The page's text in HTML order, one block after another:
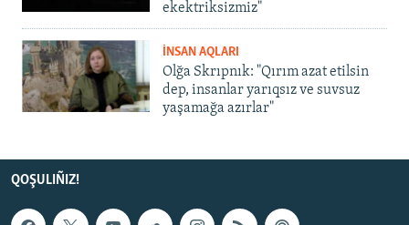
ekektriksizmiz"
İNSAN AQLARI
Olğa Skrıpnık: "Qırım azat etilsin
dep, insanlar yarıqsız ve suvsuz
yaşamağa azırlar"
QOŞULIÑIZ!